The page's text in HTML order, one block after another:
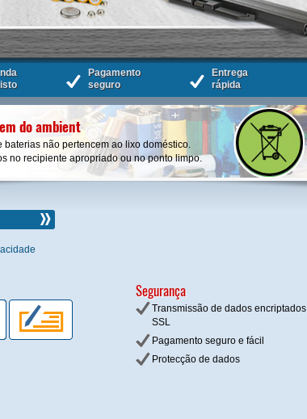
Pagamento
seguro
Entrega
rápida
do ambient
baterias não pertencem ao lixo doméstico.
no recipiente apropriado ou no ponto limpo.
Segurança
Transmissão de dados encriptados
SSL
Pagamento seguro e fácil
Protecção de dados